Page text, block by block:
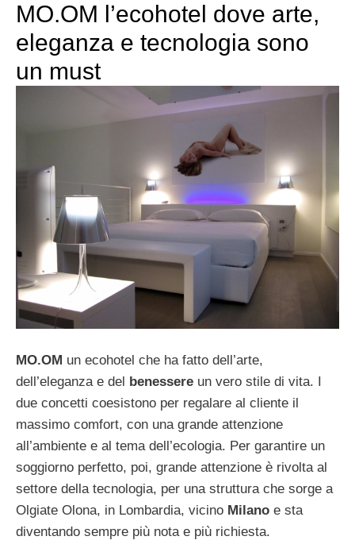
MO.OM l’ecohotel dove arte,
eleganza e tecnologia sono
un must
MO.OM un ecohotel che ha fatto dell’arte,
dell’eleganza e del benessere un vero stile di vita. I
due concetti coesistono per regalare al cliente il
massimo comfort, con una grande attenzione
all’ambiente e al tema dell’ecologia. Per garantire un
soggiorno perfetto, poi, grande attenzione è rivolta al
settore della tecnologia, per una struttura che sorge a
Olgiate Olona, in Lombardia, vicino Milano e sta
diventando sempre più nota e più richiesta.